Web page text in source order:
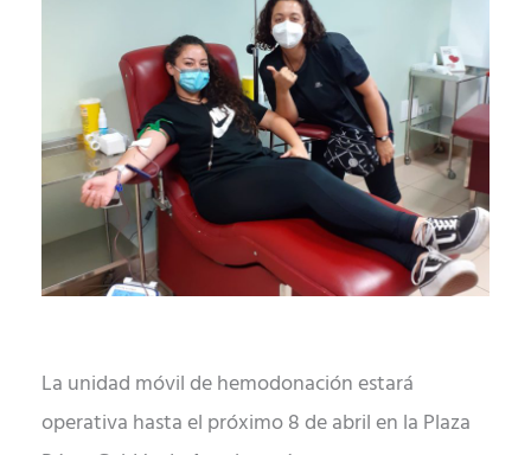
La unidad móvil de hemodonación estará
operativa hasta el próximo 8 de abril en la Plaza